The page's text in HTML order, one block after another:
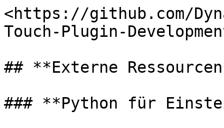
<https://github.com/
Touch-Plugin-
## **Externe
### **Python für